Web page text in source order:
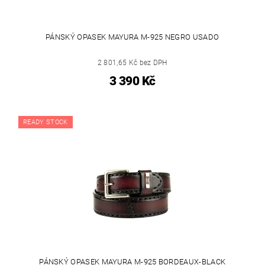
PÁNSKÝ OPASEK MAYURA M-925 NEGRO USADO
2 801,65 Kč bez DPH
3 390 Kč
READY STOCK
PÁNSKÝ OPASEK MAYURA M-925 BORDEAUX-BLACK